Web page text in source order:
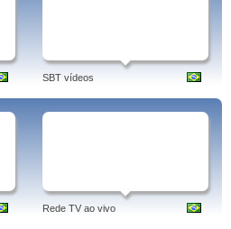
SBT vídeos
Rede TV ao vivo